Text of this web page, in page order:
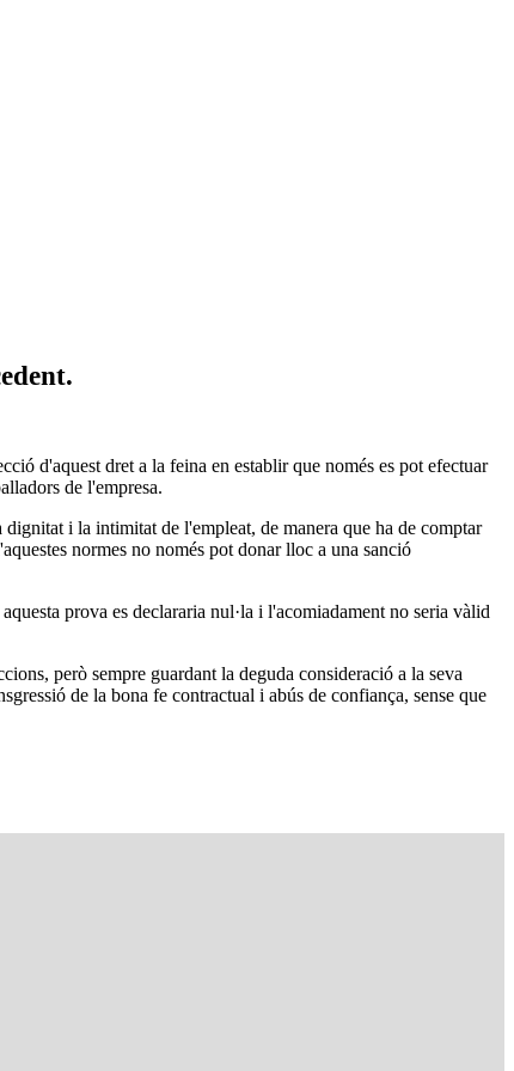
d'aquest dret a la feina en establir que només es pot efectuar
de l'empresa.
i la intimitat de l'empleat, de manera que ha de comptar
normes no només pot donar lloc a una sanció
prova es declararia nul·la i l'acomiadament no seria vàlid
però sempre guardant la deguda consideració a la seva
de la bona fe contractual i abús de confiança, sense que